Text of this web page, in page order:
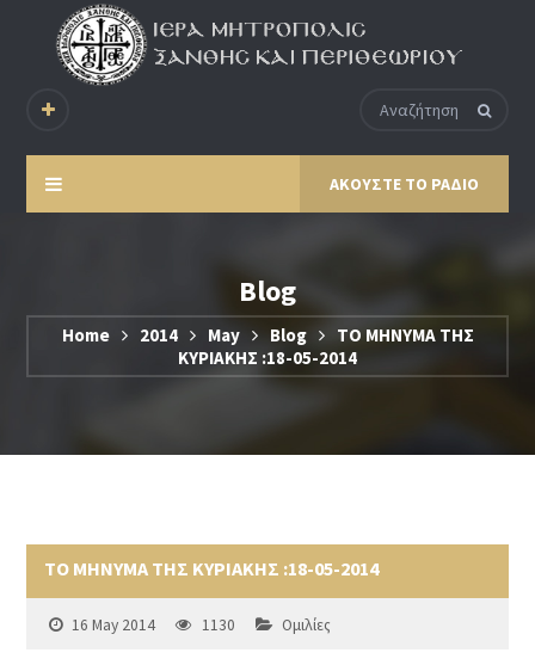
ΑΚΟΥΣΤΕ ΤΟ ΡΑΔΙΟ
Blog
Home 2014 May Blog
ΤΟ ΜΗΝΥΜΑ ΤΗΣ
ΚΥΡΙΑΚΗΣ :18-05-2014
ΤΟ ΜΗΝΥΜΑ ΤΗΣ ΚΥΡΙΑΚΗΣ :18-05-2014
16 May 2014 1130 Ομιλίες